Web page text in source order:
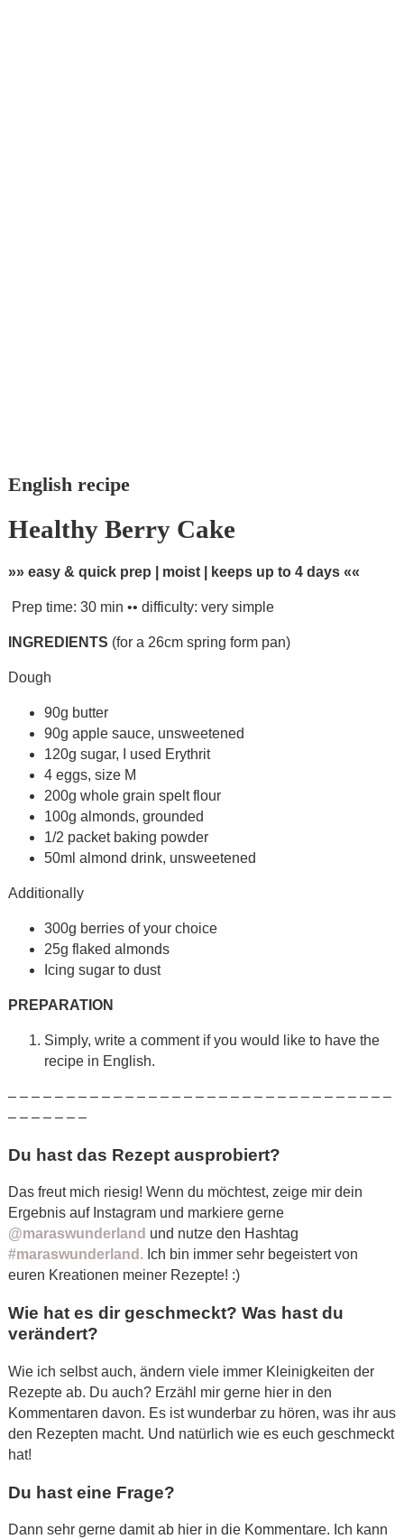
English recipe
Healthy Berry Cake
»» easy & quick prep | moist | keeps up to 4 days ««
Prep time: 30 min •• difficulty: very simple
INGREDIENTS (for a 26cm spring form pan)
Dough
90g butter
90g apple sauce, unsweetened
120g sugar, I used Erythrit
4 eggs, size M
200g whole grain spelt flour
100g almonds, grounded
1/2 packet baking powder
50ml almond drink, unsweetened
Additionally
300g berries of your choice
25g flaked almonds
Icing sugar to dust
PREPARATION
Simply, write a comment if you would like to have the
recipe in English.
– – – – – – – – – – – – – – – – – – – – – – – – – – – – – – – – –
– – – – – – –
Du hast das Rezept ausprobiert?
Das freut mich riesig! Wenn du möchtest, zeige mir dein
Ergebnis auf Instagram und markiere gerne
@maraswunderland und nutze den Hashtag
#maraswunderland.Ich bin immer sehr begeistert von
euren Kreationen meiner Rezepte! :)
Wie hat es dir geschmeckt? Was hast du
verändert?
Wie ich selbst auch, ändern viele immer Kleinigkeiten der
Rezepte ab. Du auch? Erzähl mir gerne hier in den
Kommentaren davon. Es ist wunderbar zu hören, was ihr aus
den Rezepten macht. Und natürlich wie es euch geschmeckt
hat!
Du hast eine Frage?
Dann sehr gerne damit ab hier in die Kommentare. Ich kann